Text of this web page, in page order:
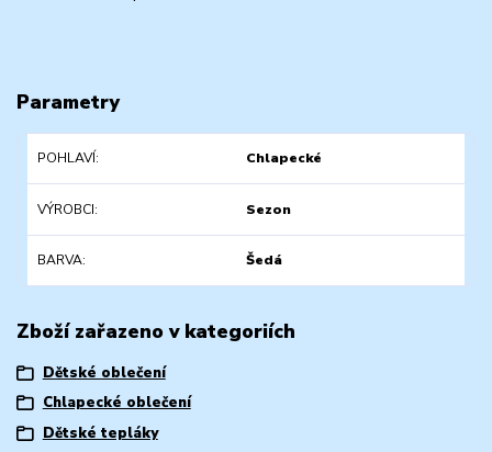
Parametry
POHLAVÍ Chlapecké
VÝROBCI Sezon
BARVA Šedá
Zboží zařazeno v kategoriích
Dětské oblečení
Chlapecké oblečení
Dětské tepláky